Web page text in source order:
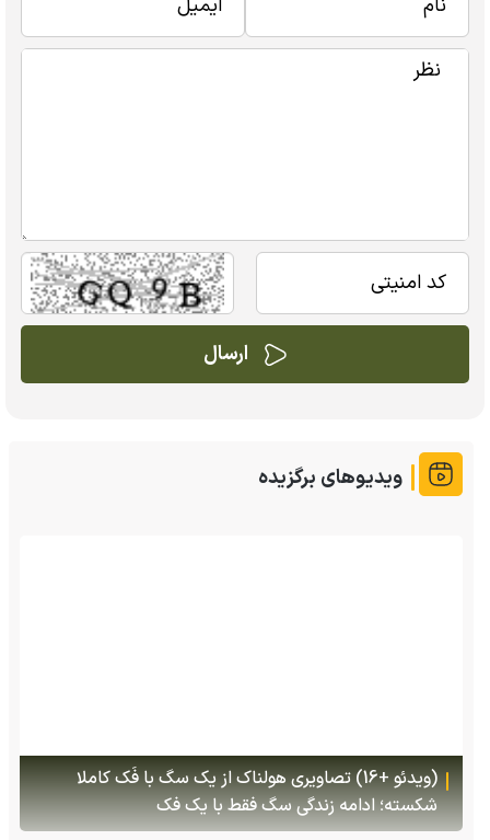
ویدیوهای برگزیده
(ویدئو) تولد یک گکوی دو سر در پنسیلوانیا